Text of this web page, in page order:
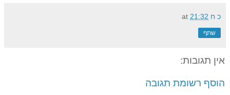
כ ח at 21:32
שתף
אין תגובות:
הוסף רשומת תגובה